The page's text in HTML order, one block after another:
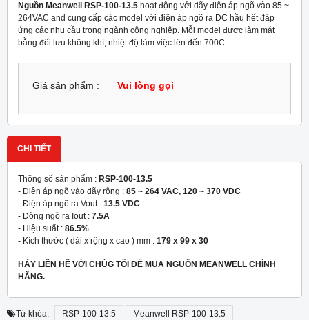
Nguồn Meanwell RSP-100-13.5 hoạt động với dãy điện áp ngõ vào 85 ~
264VAC and cung cấp các model với điện áp ngõ ra DC hầu hết đáp
ứng các nhu cầu trong ngành công nghiệp. Mỗi model được làm mát
bằng đối lưu không khí, nhiệt độ làm việc lên đến 700C
Giá sản phẩm : Vui lòng gọi
CHI TIẾT
Thông số sản phẩm : RSP-100-13.5
- Điện áp ngõ vào dãy rộng : 85 ~ 264 VAC, 120 ~ 370 VDC
- Điện áp ngõ ra Vout : 13.5 VDC
- Dòng ngõ ra Iout : 7.5A
- Hiệu suất : 86.5%
- Kích thước ( dài x rộng x cao ) mm : 179 x 99 x 30
HÃY LIÊN HỆ VỚI CHÚG TÔI ĐỂ MUA NGUỒN MEANWELL CHÍNH
HÃNG.
Từ khóa: RSP-100-13.5 Meanwell RSP-100-13.5